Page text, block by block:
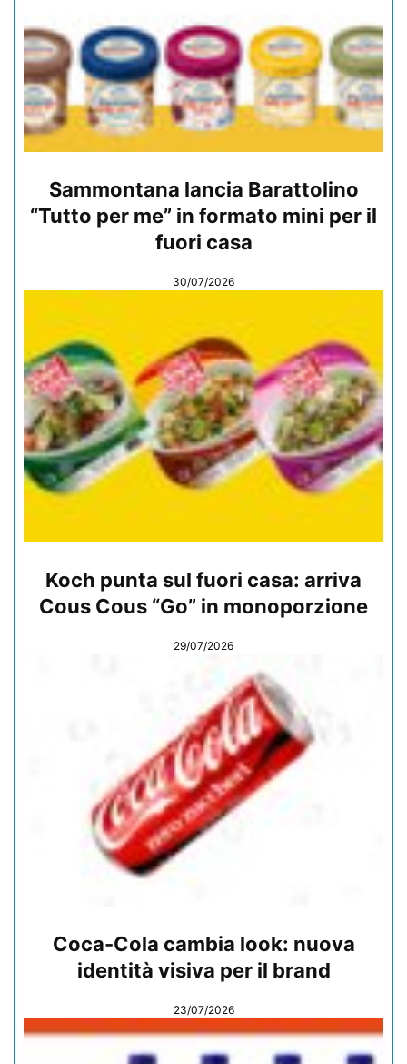
Sammontana lancia Barattolino
“Tutto per me” in formato mini per il
fuori casa
30/07/2026
Koch punta sul fuori casa: arriva
Cous Cous “Go” in monoporzione
29/07/2026
Coca-Cola cambia look: nuova
identità visiva per il brand
23/07/2026